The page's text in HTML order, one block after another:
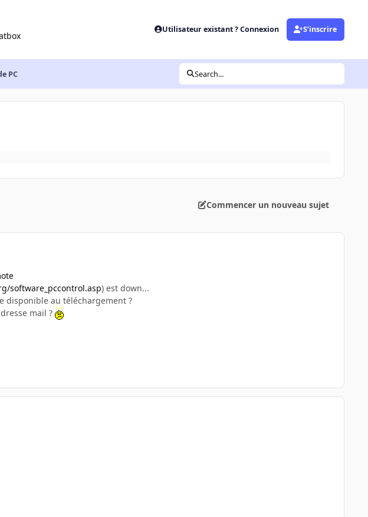
Utilisateur existant ? Connexion S’inscrire
PC Search...
Commencer un nouveau sujet
software_pccontrol.asp) est down...
disponible au téléchargement ?
mail ?